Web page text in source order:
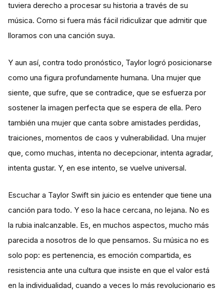
tuviera derecho a procesar su historia a través de su
música. Como si fuera más fácil ridiculizar que admitir que
lloramos con una canción suya.
Y aun así, contra todo pronóstico, Taylor logró posicionarse
como una figura profundamente humana. Una mujer que
siente, que sufre, que se contradice, que se esfuerza por
sostener la imagen perfecta que se espera de ella. Pero
también una mujer que canta sobre amistades perdidas,
traiciones, momentos de caos y vulnerabilidad. Una mujer
que, como muchas, intenta no decepcionar, intenta agradar,
intenta gustar. Y, en ese intento, se vuelve universal.
Escuchar a Taylor Swift sin juicio es entender que tiene una
canción para todo. Y eso la hace cercana, no lejana. No es
la rubia inalcanzable. Es, en muchos aspectos, mucho más
parecida a nosotros de lo que pensamos. Su música no es
solo pop: es pertenencia, es emoción compartida, es
resistencia ante una cultura que insiste en que el valor está
en la individualidad, cuando a veces lo más revolucionario es